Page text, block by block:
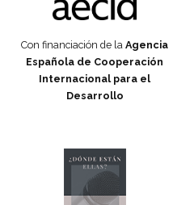
Con financiación de la Agencia
Española de Cooperación
Internacional para el
Desarrollo